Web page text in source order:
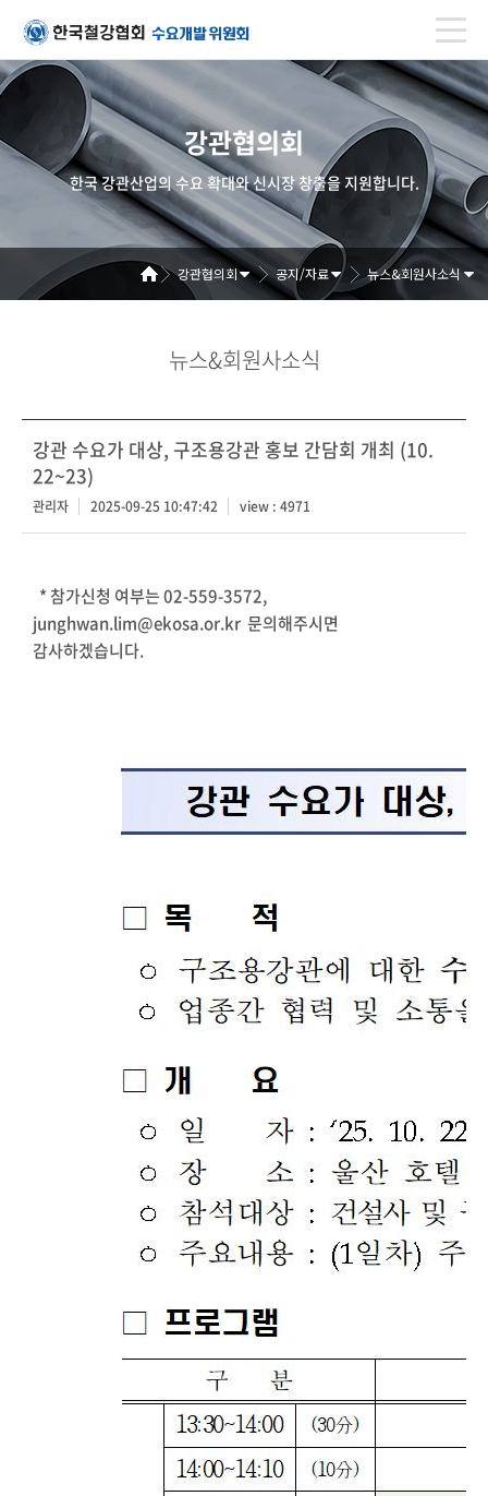
강관협의회
한국 강관산업의 수요 확대와 신시장 창출을 지원합니다.
강관협의회 공지/자료 뉴스&회원사소식
뉴스&회원사소식
강관 수요가 대상, 구조용강관 홍보 간담회 개최 (10.
22~23)
관리자 2025-09-25 10:47:42 view : 4971
* 참가신청 여부는 02-559-3572,
junghwan.lim@ekosa.or.kr 문의해주시면
감사하겠습니다.